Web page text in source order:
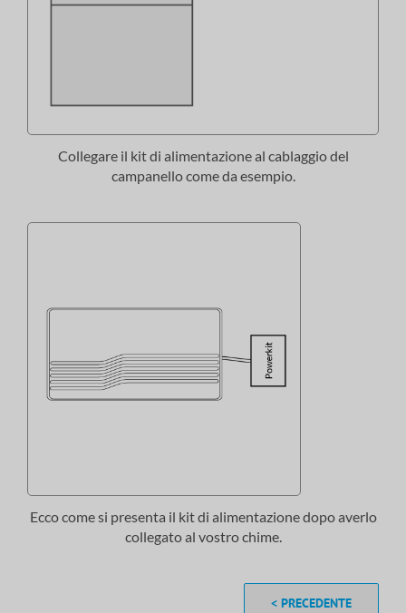
Collegare il kit di alimentazione al cablaggio del
campanello come da esempio.
Ecco come si presenta il kit di alimentazione dopo averlo
collegato al vostro chime.
< PRECEDENTE